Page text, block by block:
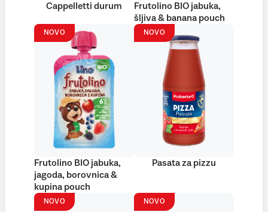
Cappelletti durum
Frutolino BIO jabuka,
šljiva & banana pouch
NOVO
Frutolino BIO jabuka,
jagoda, borovnica &
kupina pouch
NOVO
Pasata za pizzu
NOVO NOVO